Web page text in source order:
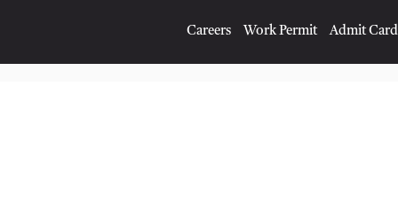
Careers Work Permit Admit Card